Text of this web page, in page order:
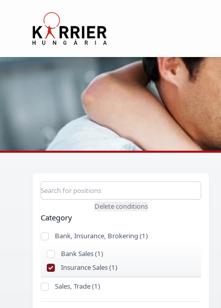
Karrier Hungária
Position search Search for a position
Delete conditions
Category
Bank, Insurance, Brokering (1)
Bank Sales (1)
Insurance Sales (1)
Sales, Trade (1)